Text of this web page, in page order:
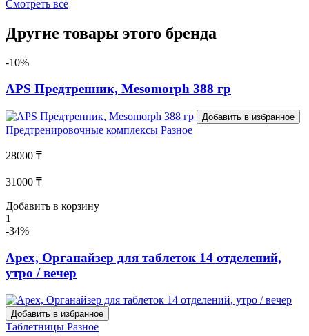
Смотреть все
Другие товары этого бренда
-10%
APS Предтренник, Mesomorph 388 гр
Добавить в избранное
Предтренировочные комплексы Разное
28000 ₸
31000 ₸
Добавить в корзину
1
-34%
Apex, Органайзер для таблеток 14 отделений,
утро / вечер
Добавить в избранное
Таблетницы Разное